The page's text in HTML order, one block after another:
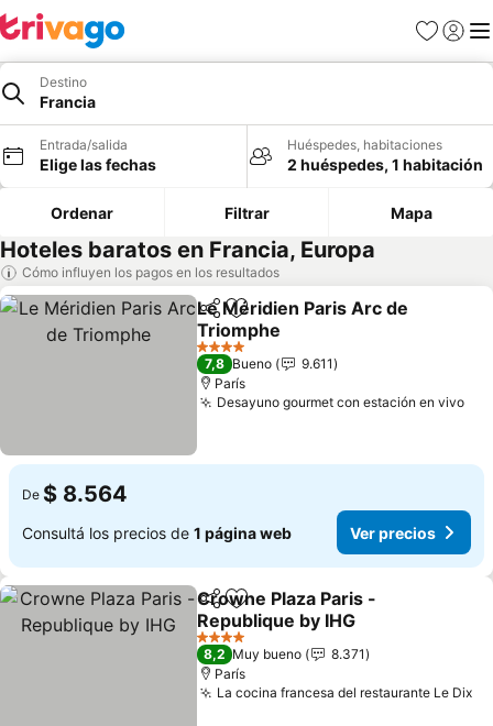
Favoritos
Iniciar
Destino
Francia
Entrada/salida
Elige las fechas
Huéspedes, habitaciones
2 huéspedes, 1 habitación
Ordenar Filtrar Mapa
Hoteles baratos en Francia, Europa
Cómo influyen los pagos en los resultados
CompartirAñadir a favoritos
Le Méridien Paris Arc de
Triomphe
Ver precios
4 Estrellas
7,8 Bueno
9.611
París
Desayuno gourmet con estación en vivo
De $ 8.564
Consultá los precios de 1 página web Ver precios
CompartirAñadir a favoritos
Crowne Plaza Paris -
Republique by IHG
Ver precios
4 Estrellas
8,2 Muy bueno
8.371
París
La cocina francesa del restaurante Le Dix